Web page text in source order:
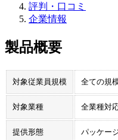
評判・口コミ
企業情報
製品概要
対象従業員規模 全ての規
対象業種 全業種対
提供形態 パッケー